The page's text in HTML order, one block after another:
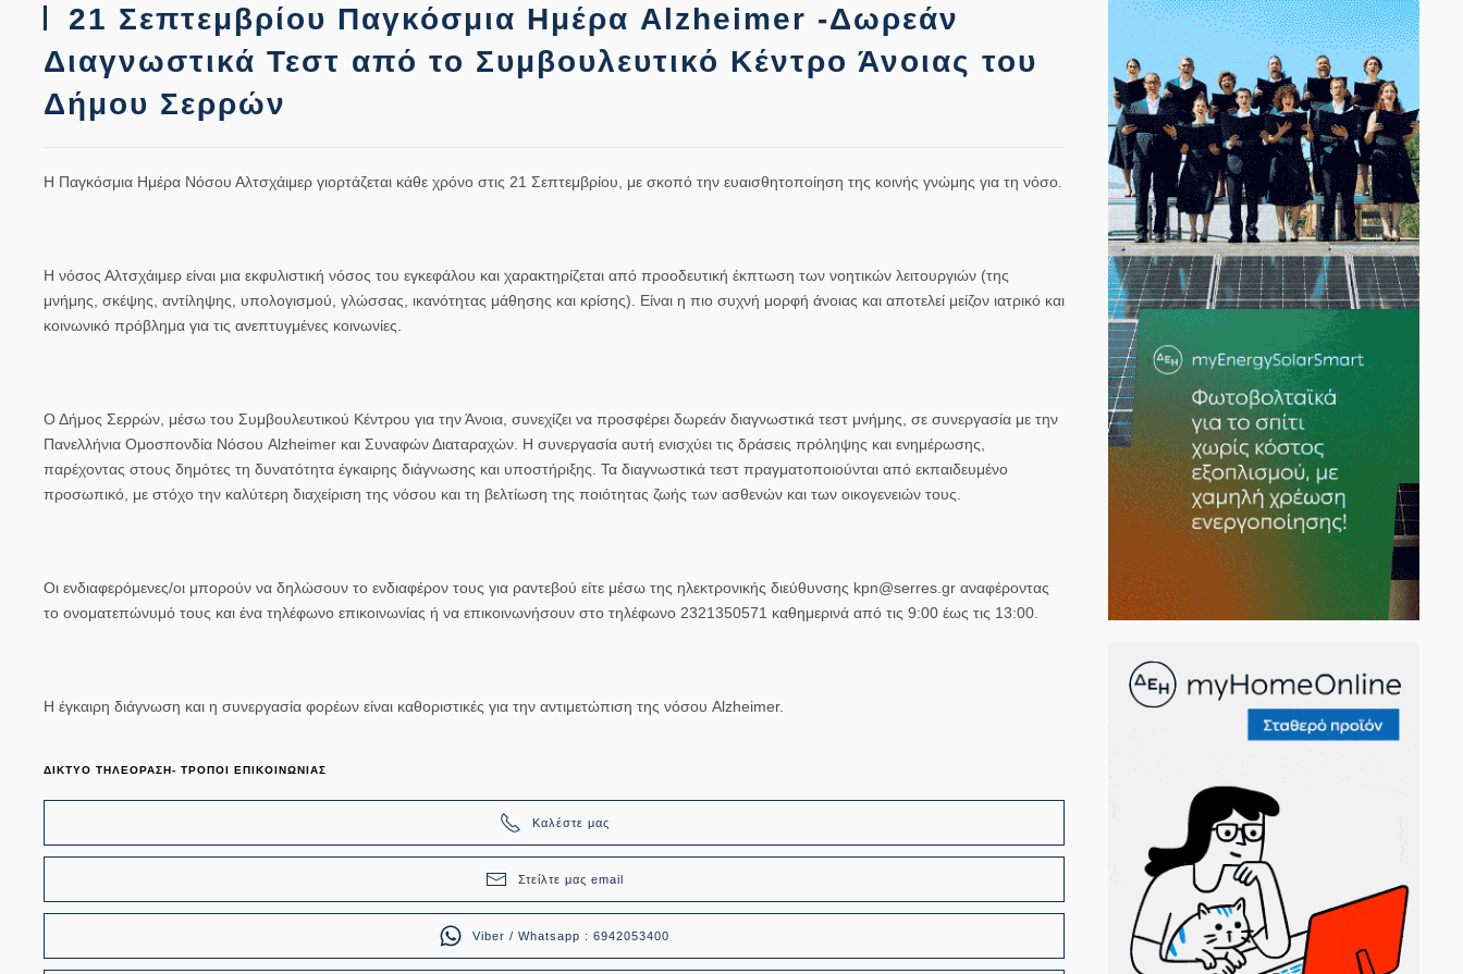
21 Σεπτεμβρίου Παγκόσμια Ημέρα Alzheimer -Δωρεάν
Διαγνωστικά Τεστ από το Συμβουλευτικό Κέντρο Άνοιας του
Δήμου Σερρών
Η Παγκόσμια Ημέρα Νόσου Αλτσχάιμερ γιορτάζεται κάθε χρόνο στις 21 Σεπτεμβρίου, με σκοπό την ευαισθητοποίηση της κοινής γνώμης για τη νόσο.
Η νόσος Αλτσχάιμερ είναι μια εκφυλιστική νόσος του εγκεφάλου και χαρακτηρίζεται από προοδευτική έκπτωση των νοητικών λειτουργιών (της
μνήμης, σκέψης, αντίληψης, υπολογισμού, γλώσσας, ικανότητας μάθησης και κρίσης). Είναι η πιο συχνή μορφή άνοιας και αποτελεί μείζον ιατρικό και
κοινωνικό πρόβλημα για τις ανεπτυγμένες κοινωνίες.
Ο Δήμος Σερρών, μέσω του Συμβουλευτικού Κέντρου για την Άνοια, συνεχίζει να προσφέρει δωρεάν διαγνωστικά τεστ μνήμης, σε συνεργασία με την
Πανελλήνια Ομοσπονδία Νόσου Alzheimer και Συναφών Διαταραχών. Η συνεργασία αυτή ενισχύει τις δράσεις πρόληψης και ενημέρωσης,
παρέχοντας στους δημότες τη δυνατότητα έγκαιρης διάγνωσης και υποστήριξης. Τα διαγνωστικά τεστ πραγματοποιούνται από εκπαιδευμένο
προσωπικό, με στόχο την καλύτερη διαχείριση της νόσου και τη βελτίωση της ποιότητας ζωής των ασθενών και των οικογενειών τους.
Οι ενδιαφερόμενες/οι μπορούν να δηλώσουν το ενδιαφέρον τους για ραντεβού είτε μέσω της ηλεκτρονικής διεύθυνσης kpn@serres.gr αναφέροντας
το ονοματεπώνυμό τους και ένα τηλέφωνο επικοινωνίας ή να επικοινωνήσουν στο τηλέφωνο 2321350571 καθημερινά από τις 9:00 έως τις 13:00.
Η έγκαιρη διάγνωση και η συνεργασία φορέων είναι καθοριστικές για την αντιμετώπιση της νόσου Alzheimer.
ΔΙΚΤΥΟ ΤΗΛΕΟΡΑΣΗ- ΤΡΟΠΟΙ ΕΠΙΚΟΙΝΩΝΙΑΣ
Καλέστε μας
Στείλτε μας email
Viber / Whatsapp : 6942053400